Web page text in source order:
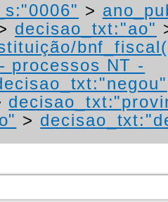
>
decisao_txt:"ao"
processos NT -
>